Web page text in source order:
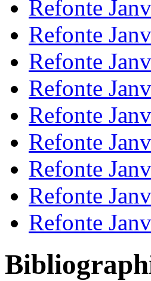
Refonte
Refonte
Refonte
Refonte
Refonte
Refonte
Refonte
Refonte
Refonte